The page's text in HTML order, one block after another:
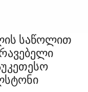
საწოლით